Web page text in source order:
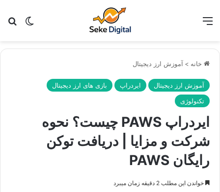
تغییر منو
خانه > آموزش ارز دیجیتال
آموزش ارز دیجیتال ایردراپ
بازی های ارز دیجیتال
‌تکنولوژی
ایردراپ PAWS چیست؟ نحوه
شرکت و مزایا | دریافت توکن
رایگان PAWS
خواندن این مطلب 2 دقیقه زمان میبرد